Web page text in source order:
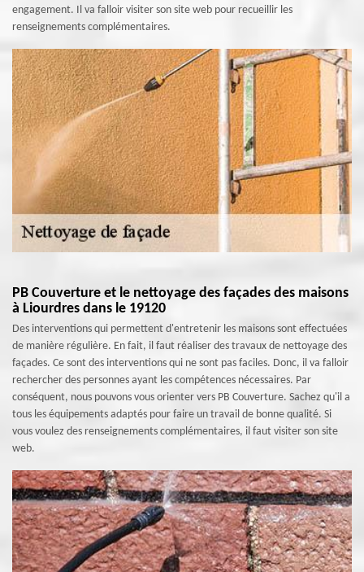
engagement. Il va falloir visiter son site web pour recueillir les
renseignements complémentaires.
PB Couverture et le nettoyage des façades des maisons
à Liourdres dans le 19120
Des interventions qui permettent d'entretenir les maisons sont effectuées
de manière régulière. En fait, il faut réaliser des travaux de nettoyage des
façades. Ce sont des interventions qui ne sont pas faciles. Donc, il va falloir
rechercher des personnes ayant les compétences nécessaires. Par
conséquent, nous pouvons vous orienter vers PB Couverture. Sachez qu'il a
tous les équipements adaptés pour faire un travail de bonne qualité. Si
vous voulez des renseignements complémentaires, il faut visiter son site
web.